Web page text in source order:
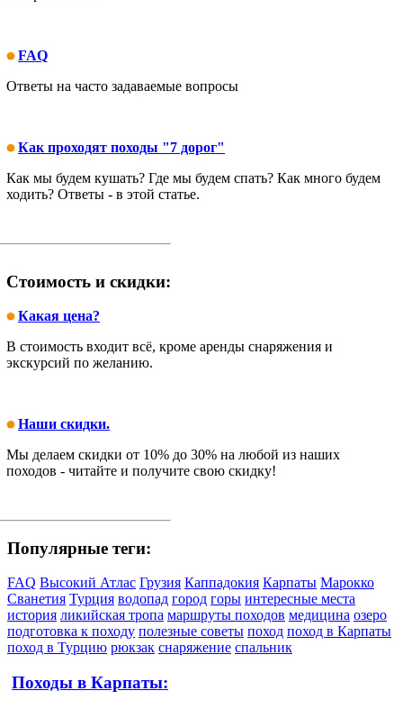
FAQ
Ответы на часто задаваемые вопросы
Как проходят походы "7 дорог"
Как мы будем кушать? Где мы будем спать? Как много будем
ходить? Ответы - в этой статье.
Стоимость и скидки:
Какая цена?
В стоимость входит всё, кроме аренды снаряжения и
экскурсий по желанию.
Наши скидки.
Мы делаем скидки от 10% до 30% на любой из наших
походов - читайте и получите свою скидку!
Популярные теги:
FAQ Высокий Атлас Грузия Каппадокия Карпаты Марокко
Сванетия Турция водопад город горы интересные места
история ликийская тропа маршруты походов медицина озеро
подготовка к походу полезные советы поход поход в Карпаты
поход в Турцию рюкзак снаряжение спальник
Походы в Карпаты: